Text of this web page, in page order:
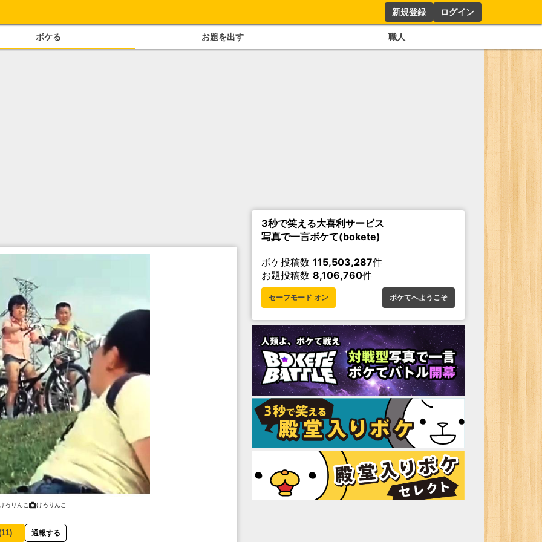
新規登録 ログイン
ボケる お題を出す 職人
ろりんこ けろりんこ
11) 通報する
3秒で笑える大喜利サービス
写真で一言ボケて(bokete)
ボケ投稿数 115,503,287件
お題投稿数 8,106,760件
セーフモード オン ボケてへようこそ